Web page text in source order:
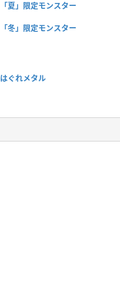
「夏」限定モンスター
「冬」限定モンスター
はぐれメタル